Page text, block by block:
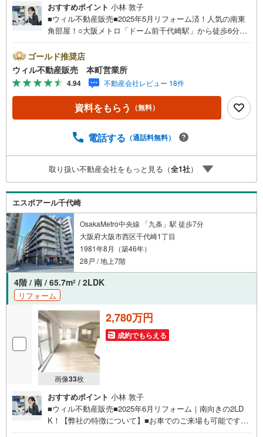
おすすめポイント 小林 敦子
■ウィル不動産販売■2025年5月リフォーム済！人気の南東
角部屋！○大阪メトロ「ドーム前千代崎駅」から徒歩6分！
駅」から徒歩9分！○南海汐見橋線「汐見橋駅」から徒歩10
分！○南東角部屋のため日当たり・通風良好！○『日吉小学
校』まで徒歩3分！○『堀江中学校』まで徒歩7分！○『関西
スーパー』まで徒歩7分！【弊社の特徴について】■お車で
のご来場も可能です。周辺のコインパーキングまでご案内
致しますので、担当者のお声がけください。■キッズスペー
もお気軽のご来場ください！ ＝＝＝＝＝＝＝＝＝＝＝＝＝
9:00】（定休日なし）火曜日・水曜日も営業しておりま
す。 上記時間はお電話が繋がりやすくなっております。ぜ
ひお気軽にご連絡下さい！現地を見学される場合は「室
内・現地を見学する（無料）」ボタンよりご希望の日時を
ご記入いただけますとスムーズにご案内が可能です。
ゴールド推奨店
ウィル不動産販売 本町営業所
4.94 不動産会社レビュー 18件
資料をもらう （無料）
電話する （通話料無料）
取り扱い不動産会社をもっと見る（全1社）
エスポアール千代崎
OsakaMetro中央線 「九条」駅 徒歩7分
大阪府大阪市西区千代崎1丁目
1981年8月（築46年）
28戸 / 地上7階
4階 / 南 / 65.7m2 / 2LDK
リフォーム
画像33枚
2,780万円
成約でもらえる
おすすめポイント 小林 敦子
■ウィル不動産販売■2025年6月リフォーム｜南向きの2LD
K！【弊社の特徴について】■お車でのご来場も可能です。